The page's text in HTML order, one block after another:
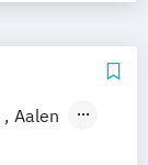
Aalen